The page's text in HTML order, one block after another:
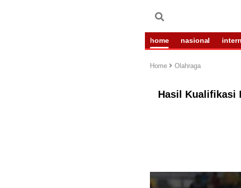
home nasional
Home Olahraga
Hasil Kualifikasi